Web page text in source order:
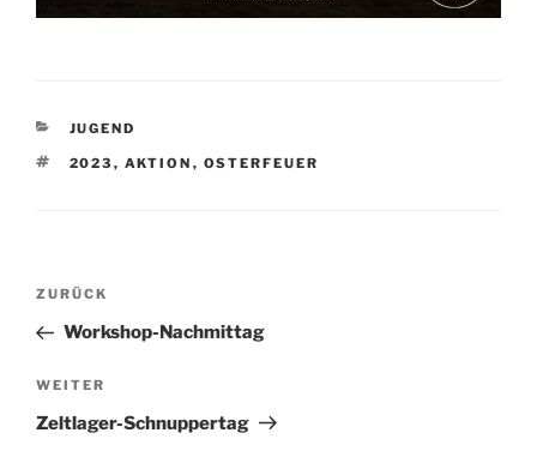
KATEGORIEN
JUGEND
SCHLAGWÖRTER
2023 , AKTION , OSTERFEUER
Beitragsnavigation
Vorheriger
Beitrag
ZURÜCK
Workshop-Nachmittag
Nächster
Beitrag
WEITER
Zeltlager-Schnuppertag